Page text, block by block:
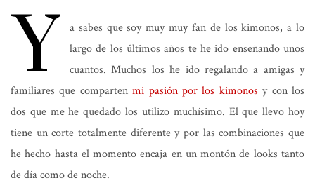
Y
a sabes que soy muy muy fan de los kimonos, a lo
largo de los últimos años te he ido enseñando unos
cuantos. Muchos los he ido regalando a amigas y
familiares que compartenmi pasión por los kimonos y con los
dos que me he quedado los utilizo muchísimo. El que llevo hoy
tiene un corte totalmente diferente y por las combinaciones que
he hecho hasta el momento encaja en un montón de looks tanto
de día como de noche.